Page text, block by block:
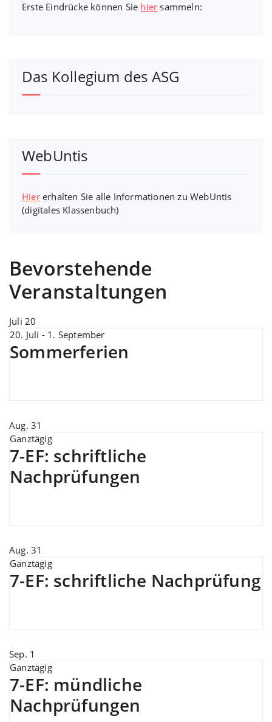
Erste Eindrücke können Sie hier sammeln:
Das Kollegium des ASG
WebUntis
Hiererhalten Sie alle Informationen zu WebUntis
(digitales Klassenbuch)
Bevorstehende
Veranstaltungen
Juli 20
20. Juli - 1. September
Sommerferien
Aug. 31
Ganztägig
7-EF: schriftliche
Nachprüfungen
Aug. 31
Ganztägig
7-EF: schriftliche Nachprüfung
Sep. 1
Ganztägig
7-EF: mündliche
Nachprüfungen